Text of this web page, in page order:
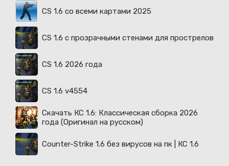
CS 1.6 со всеми картами 2025
CS 1.6 с прозрачными стенами для прострелов
CS 1.6 2026 года
CS 1.6 v4554
Скачать КС 1.6: Классическая сборка 2026
года (Оригинал на русском)
Counter-Strike 1.6 без вирусов на пк | КС 1.6